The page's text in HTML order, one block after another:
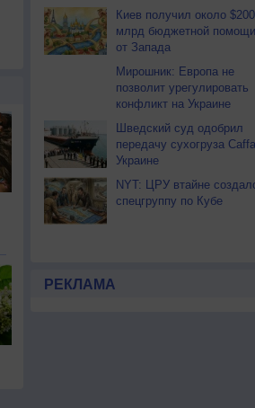
НОВОСТИ ПАРТНЕРОВ
Киев получил около $200
млрд бюджетной помощи
от Запада
Мирошник: Европа не
позволит урегулировать
конфликт на Украине
Шведский суд одобрил
передачу сухогруза Caffa
Украине
NYT: ЦРУ втайне
спецгруппу по Кубе
РЕКЛАМА